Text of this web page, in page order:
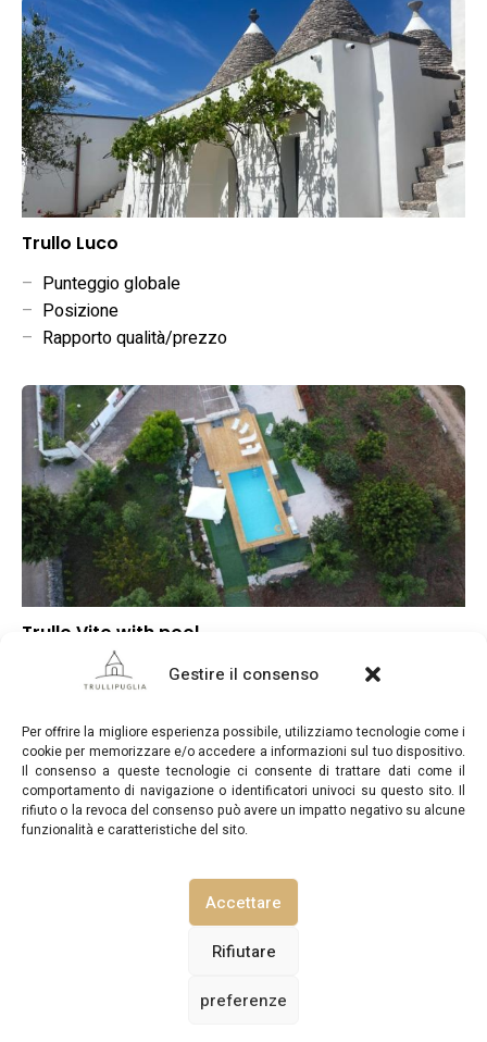
Gestire il consenso
Per offrire la migliore esperienza possibile, utilizziamo tecnologie come i
cookie per memorizzare e/o accedere a informazioni sul tuo dispositivo.
Il consenso a queste tecnologie ci consente di trattare dati come il
comportamento di navigazione o identificatori univoci su questo sito. Il
rifiuto o la revoca del consenso può avere un impatto negativo su alcune
funzionalità e caratteristiche del sito.
Accettare
Rifiutare
preferenze
Trullo Luco
– Punteggio globale
– Posizione
– Rapporto qualità/prezzo
Trullo Vito with pool
Punteggio globale
–Rapporto qualità/prezzo
TrulliPuglia.com © Copyright 2026. Tutti i diritti riservati.
INFORMATIVA SULLA PRIVACY
POLITICA SUI COOKIE (UE) CONTATTACI